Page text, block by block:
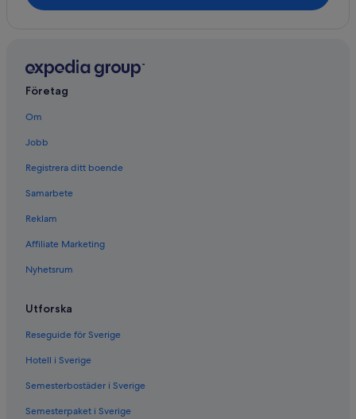
Företag
Om
Jobb
Registrera ditt boende
Samarbete
Reklam
Affiliate Marketing
Nyhetsrum
Utforska
Reseguide för Sverige
Hotell i Sverige
Semesterbostäder i Sverige
Semesterpaket i Sverige